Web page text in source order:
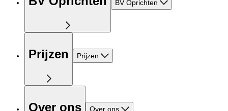
BV Oprichten
Prijzen Prijzen
Over ons Over ons